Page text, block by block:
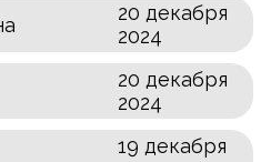
20 декабря
2024
20 декабря
2024
19 декабря